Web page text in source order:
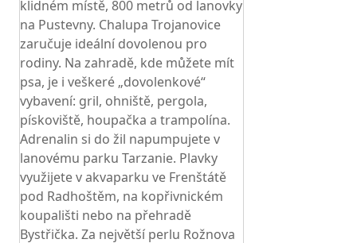
klidném místě, 800 metrů od lanovky
na Pustevny. Chalupa Trojanovice
zaručuje ideální dovolenou pro
rodiny. Na zahradě, kde můžete mít
psa, je i veškeré „dovolenkové“
vybavení: gril, ohniště, pergola,
pískoviště, houpačka a trampolína.
Adrenalin si do žil napumpujete v
lanovému parku Tarzanie. Plavky
využijete v akvaparku ve Frenštátě
pod Radhoštěm, na kopřivnickém
koupališti nebo na přehradě
Bystřička. Za největší perlu Rožnova